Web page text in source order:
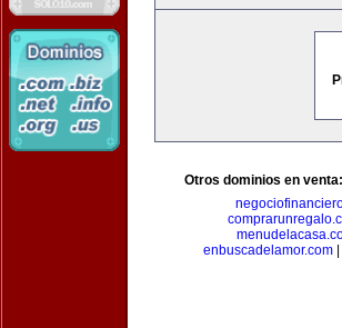
Otros dominios en venta:
enbuscadelamor.com